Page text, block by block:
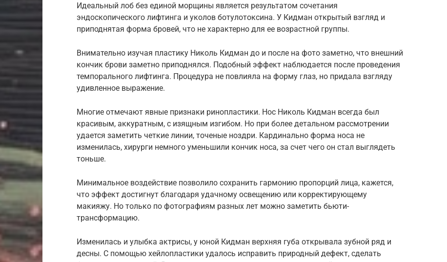
Идеальный лоб без единой морщины является результатом сочетания
эндоскопического лифтинга и уколов ботулотоксина. У Кидман открытый взгляд и
приподнятая форма бровей, что не характерно для ее возрастной группы.
Внимательно изучая пластику Николь Кидман до и после на фото заметно, что внешний
кончик брови заметно приподнялся. Подобный эффект наблюдается после проведения
темпорального лифтинга. Процедура не повлияла на форму глаз, но придала взгляду
удивленное выражение.
Многие отмечают явные признаки ринопластики. Нос Николь Кидман всегда был
красивым, аккуратным, с изящным изгибом. Но при более детальном рассмотрении
удается заметить четкие линии, точеные ноздри. Кардинально форма носа не
изменилась, хирурги немного уменьшили кончик носа, за счет чего он стал выглядеть
тоньше.
Минимальное воздействие позволило сохранить гармонию пропорций лица, кажется,
что эффект достигнут благодаря удачному освещению или корректирующему
макияжу. Но только по фотографиям разных лет можно заметить бьюти-
трансформацию.
Изменилась и улыбка актрисы, у юной Кидман верхняя губа открывала зубной ряд и
десны. С помощью хейлопластики удалось исправить природный дефект, сделать